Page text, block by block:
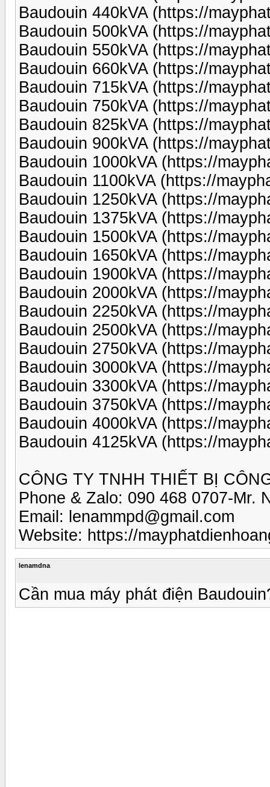
Baudouin 440kVA (https://
Baudouin 500kVA (https://
Baudouin 550kVA (https://
Baudouin 660kVA (https://
Baudouin 715kVA (https://
Baudouin 750kVA (https://
Baudouin 825kVA (https://
Baudouin 900kVA (https://
Baudouin 1000kVA (https://
Baudouin 1100kVA (https://
Baudouin 1250kVA (https://
Baudouin 1375kVA (https://
Baudouin 1500kVA (https://
Baudouin 1650kVA (https://
Baudouin 1900kVA (https://
Baudouin 2000kVA (https://
Baudouin 2250kVA (https://
Baudouin 2500kVA (https://
Baudouin 2750kVA (https://
Baudouin 3000kVA (https://
Baudouin 3300kVA (https://
Baudouin 3750kVA (https://
Baudouin 4000kVA (https://
Baudouin 4125kVA (https://
CÔNG TY TNHH THIẾT BỊ
Phone & Zalo: 090 468 0707-Mr.
Email: lenammpd@gmail.com
Website: https://
lenamdna
Cần mua máy phát điện